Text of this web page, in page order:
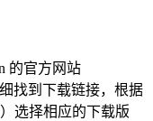
的官方网站
细找到下载链接，根据
选择相应的下载版